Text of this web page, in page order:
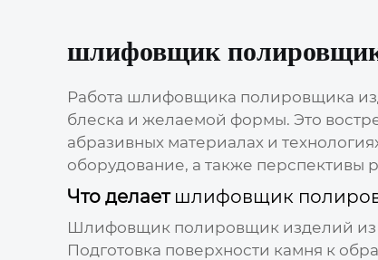
шлифовщик
Работа шлифовщика полировщика
блеска и желаемой формы. Это
абразивных материалах и
оборудование, а также перспективы
Что делает шлифовщик
Шлифовщик полировщик изделий из
Подготовка поверхности камня к